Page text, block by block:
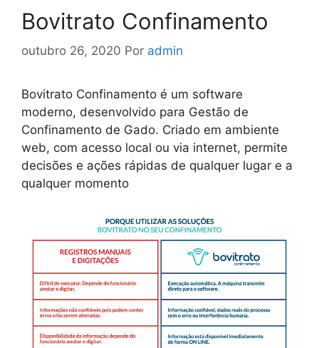
Bovitrato Confinamento
outubro 26, 2020 Por admin
Bovitrato Confinamento é um software
moderno, desenvolvido para Gestão de
Confinamento de Gado. Criado em ambiente
web, com acesso local ou via internet, permite
decisões e ações rápidas de qualquer lugar e a
qualquer momento